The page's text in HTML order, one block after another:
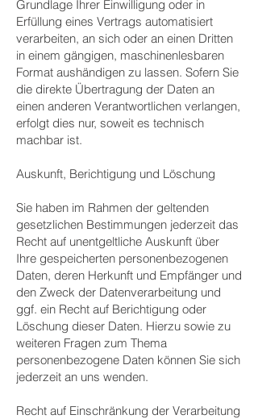
Grundlage Ihrer Einwilligung oder in
Erfüllung eines Vertrags automatisiert
verarbeiten, an sich oder an einen Dritten
in einem gängigen, maschinenlesbaren
Format aushändigen zu lassen. Sofern Sie
die direkte Übertragung der Daten an
einen anderen Verantwortlichen verlangen,
erfolgt dies nur, soweit es technisch
machbar ist.
Auskunft, Berichtigung und Löschung
Sie haben im Rahmen der geltenden
gesetzlichen Bestimmungen jederzeit das
Recht auf unentgeltliche Auskunft über
Ihre gespeicherten personenbezogenen
Daten, deren Herkunft und Empfänger und
den Zweck der Datenverarbeitung und
ggf. ein Recht auf Berichtigung oder
Löschung dieser Daten. Hierzu sowie zu
weiteren Fragen zum Thema
personenbezogene Daten können Sie sich
jederzeit an uns wenden.
Recht auf Einschränkung der Verarbeitung